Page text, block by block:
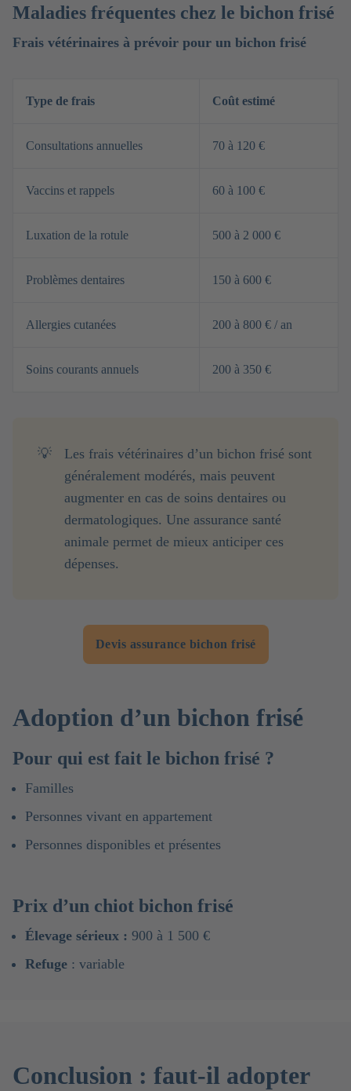
Maladies fréquentes chez le bichon frisé
Frais vétérinaires à prévoir pour un bichon frisé
Type de frais Coût estimé
Consultations annuelles 70 à 120 €
Vaccins et rappels 60 à 100 €
Luxation de la rotule 500 à 2 000 €
Problèmes dentaires 150 à 600 €
Allergies cutanées 200 à 800 € / an
Soins courants annuels 200 à 350 €
💡
Les frais vétérinaires d’un bichon frisé sont
généralement modérés, mais peuvent
augmenter en cas de soins dentaires ou
dermatologiques. Une assurance santé
animale permet de mieux anticiper ces
dépenses.
Devis assurance bichon frisé
Adoption d’un bichon frisé
Pour qui est fait le bichon frisé ?
Familles
Personnes vivant en appartement
Personnes disponibles et présentes
Prix d’un chiot bichon frisé
Élevage sérieux : 900 à 1 500 €
Refuge : variable
Conclusion : faut-il adopter